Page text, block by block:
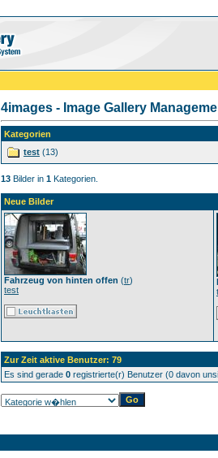
4images - Image Gallery
Kategorien
test (13)
13 Bilder in 1 Kategorien.
Neue Bilder
Fahrzeug von hinten offen (tr)
test
Zur Zeit aktive Benutzer: 79
Es sind gerade 0 registrierte(r) Benutzer (0 davon